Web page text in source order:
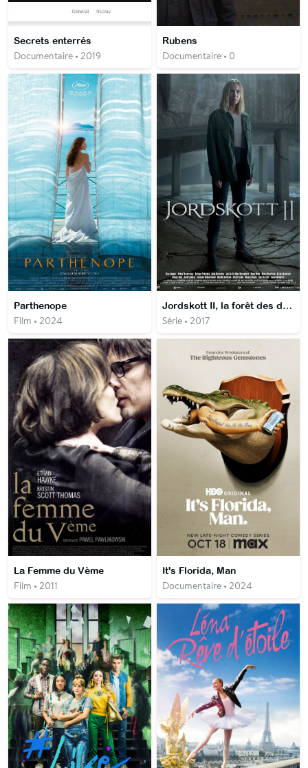
Secrets enterrés
Documentaire • 2019
Rubens
Documentaire • 0
Parthenope
Film • 2024
Jordskott II, la forêt des disparus
Série • 2017
La Femme du Vème
Film • 2011
It's Florida, Man
Documentaire • 2024